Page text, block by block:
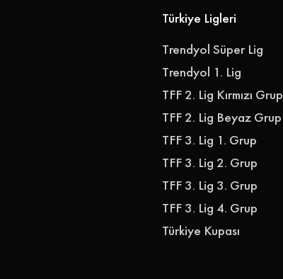
Türkiye Ligleri
Trendyol Süper Lig
Trendyol 1. Lig
TFF 2. Lig Kırmızı Grup
TFF 2. Lig Beyaz Grup
TFF 3. Lig 1. Grup
TFF 3. Lig 2. Grup
TFF 3. Lig 3. Grup
Türkiye Kupası
TFF 3. Lig 4. Grup